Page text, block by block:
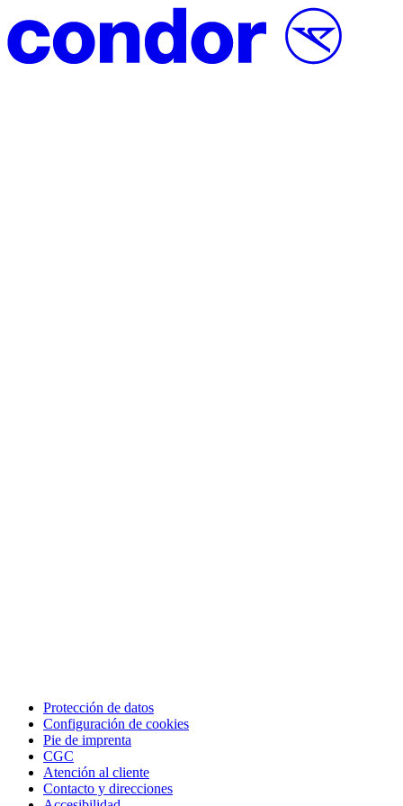
Protección de datos
Configuración de cookies
Pie de imprenta
CGC
Atención al cliente
Contacto y direcciones